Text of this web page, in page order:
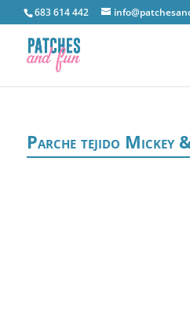
683 614 442
Parche tejido Mickey